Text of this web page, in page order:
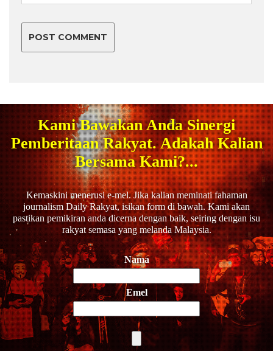
Kami Bawakan Anda Sinergi
Pemberitaan Rakyat. Adakah Kalian
Bersama Kami?...
Kemaskini menerusi e-mel. Jika kalian meminati fahaman
journalism Daily Rakyat, isikan form di bawah. Kami akan
pastikan pemikiran anda dicerna dengan baik, seiring dengan isu
rakyat semasa yang melanda Malaysia.
Nama
Emel